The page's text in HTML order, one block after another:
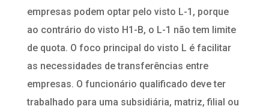
empresas podem optar pelo visto L-1, porque
ao contrário do visto H1-B, o L-1 não tem limite
de quota. O foco principal do visto L é facilitar
as necessidades de transferências entre
empresas. O funcionário qualificado deve ter
trabalhado para uma subsidiária, matriz, filial ou